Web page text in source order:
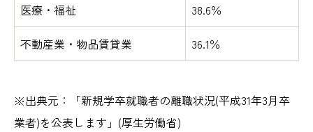
医療・福祉 38.6％
不動産業・物品賃貸業 36.1％
※出典元：「新規学卒就職者の離職状況(平成31年3月卒
業者)を公表します」(厚生労働省)